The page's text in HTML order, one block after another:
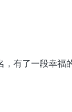
，有了一段幸福